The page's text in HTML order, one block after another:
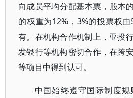
向成员平均分配基本票，股本
的权重为12%，3%的投票权
有。在机构合作机制上，亚投
发银行等机构密切合作，在跨
等项目中得到认可。
中国始终遵守国际制度